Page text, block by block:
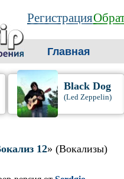
Регистрация
Главная
Black Dog
(Led Zeppelin)
12» (Вокализы)